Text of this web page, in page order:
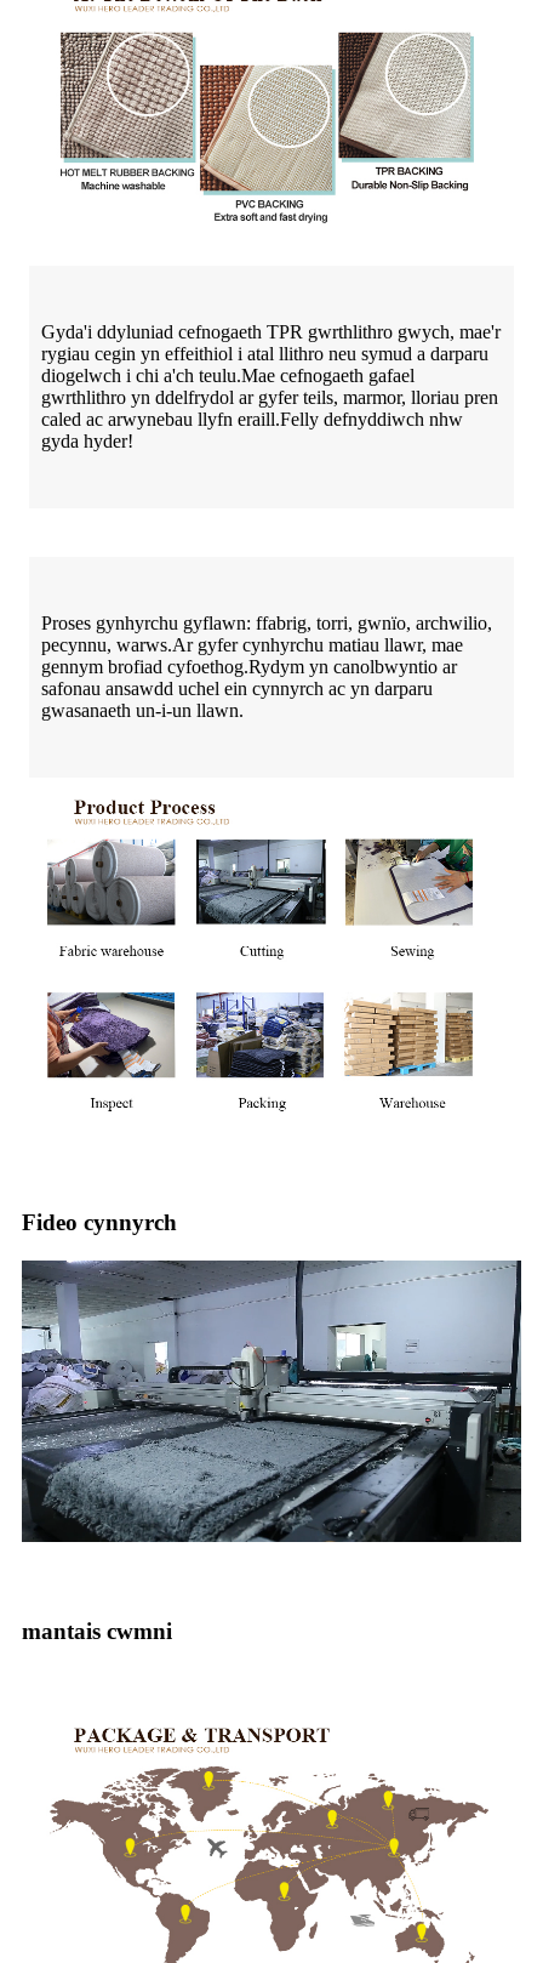
Gyda'i ddyluniad cefnogaeth TPR gwrthlithro gwych, mae'r
rygiau cegin yn effeithiol i atal llithro neu symud a darparu
diogelwch i chi a'ch teulu.Mae cefnogaeth gafael
gwrthlithro yn ddelfrydol ar gyfer teils, marmor, lloriau pren
caled ac arwynebau llyfn eraill.Felly defnyddiwch nhw
gyda hyder!
Proses gynhyrchu gyflawn: ffabrig, torri, gwnïo, archwilio,
pecynnu, warws.Ar gyfer cynhyrchu matiau llawr, mae
gennym brofiad cyfoethog.Rydym yn canolbwyntio ar
safonau ansawdd uchel ein cynnyrch ac yn darparu
gwasanaeth un-i-un llawn.
Fideo cynnyrch
mantais cwmni